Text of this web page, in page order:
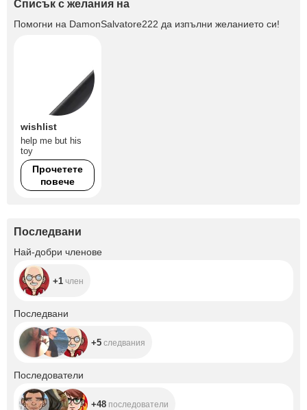
Списък с желания на
Помогни на DamonSalvatore222 да изпълни желанието си!
wishlist
help me but his
toy
Прочетете
повече
Последвани
Най-добри членове
+1 член
Последвани
+5 следвания
Последователи
+48 последователи